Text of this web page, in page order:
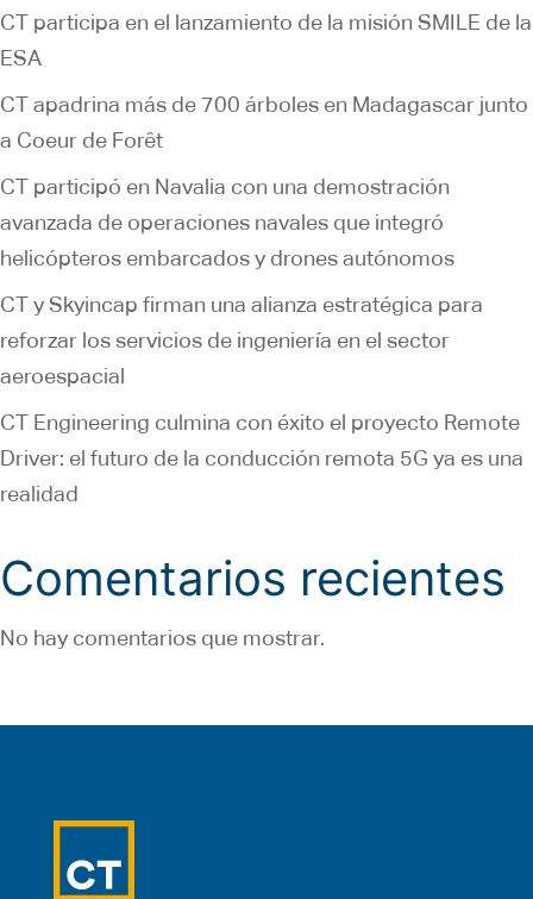
CT participa en el lanzamiento de la misión SMILE de la
ESA
CT apadrina más de 700 árboles en Madagascar junto
a Coeur de Forêt
CT participó en Navalia con una demostración
avanzada de operaciones navales que integró
helicópteros embarcados y drones autónomos
CT y Skyincap firman una alianza estratégica para
reforzar los servicios de ingeniería en el sector
aeroespacial
CT Engineering culmina con éxito el proyecto Remote
Driver: el futuro de la conducción remota 5G ya es una
realidad
Comentarios recientes
No hay comentarios que mostrar.